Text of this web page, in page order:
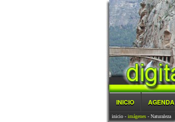
INICIO AGENDA
inicio- imágenes- Naturaleza